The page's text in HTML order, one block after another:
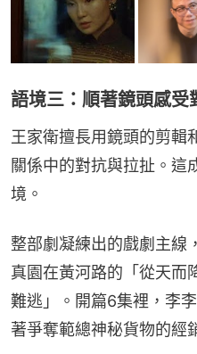
語境三：順著鏡頭感受
王家衛擅長用鏡頭的剪輯
關係中的對抗與拉扯。這
境。
整部劇凝練出的戲劇主線
真園在黃河路的「從天而
難逃」。開篇6集裡，李
著爭奪範總神秘貨物的經